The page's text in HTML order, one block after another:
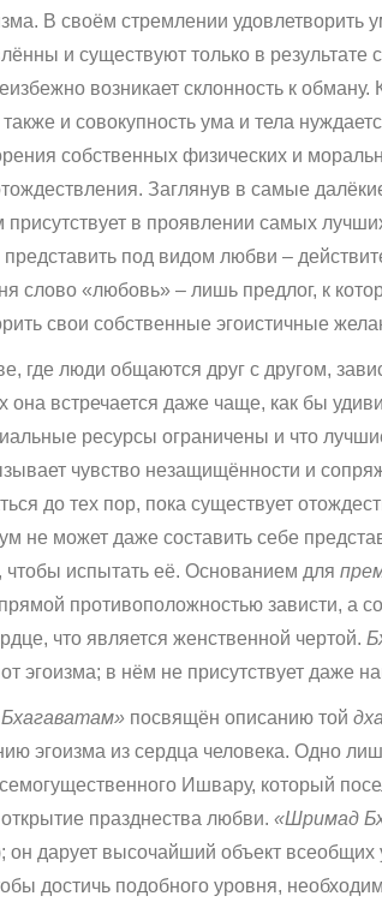
В своём стремлении удовлетворить
и существуют только в результате
возникает склонность к
и совокупность ума и тела
собственных физических и
Заглянув в самые
присутствует в проявлении самых
под видом любви –
слово «любовь» – лишь предлог, к
свои собственные эгоистичные
где люди общаются друг с другом,
она встречается даже чаще, как бы
ресурсы ограничены и что
чувство незащищённости и
до тех пор, пока существует
не может даже составить себе
чтобы испытать её. Основанием для
противоположностью зависти, а
что является женственной чертой.
эгоизма; в нём не присутствует даже
посвящён описанию той
эгоизма из сердца человека. Одно
Ишвару, который
празднества любви. «Шримад
он дарует высочайший объект
достичь подобного уровня,